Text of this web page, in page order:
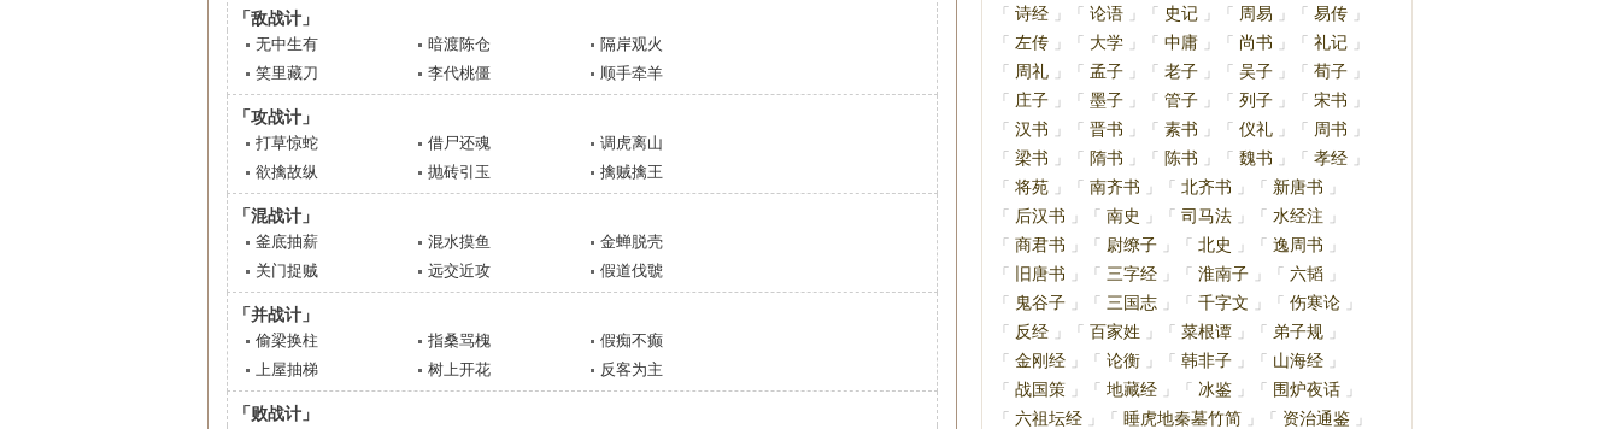
「敌战计」
无中生有 暗渡陈仓
隔岸观火
笑里藏刀
李代桃僵 顺手牵羊
「攻战计」
打草惊蛇 借尸还魂
调虎离山
欲擒故纵
抛砖引玉 擒贼擒王
「混战计」
釜底抽薪 混水摸鱼
金蝉脱壳
关门捉贼
远交近攻 假道伐虢
「并战计」
偷梁换柱 指桑骂槐
假痴不癫
上屋抽梯
树上开花 反客为主
「败战计」
「 诗经 」 「 论语 」 「 史记 」 「 周易 」 「 易传 」
「
左传 」 「 大学 」 「 中庸 」 「 尚书 」 「 礼记 」
「
周礼 」 「 孟子 」 「 老子 」 「 吴子 」 「 荀子 」
「
庄子 」 「 墨子 」 「 管子 」 「 列子 」 「 宋书
」
「 汉书 」 「 晋书 」 「 素书 」 「 仪礼 」 「 周书
」
「 梁书 」 「 隋书 」 「 陈书 」 「 魏书 」 「 孝经 」
「 将苑 」 「 南齐书 」 「 北齐书 」 「 新唐书
」
「
后汉书 」 「 南史 」 「 司马法 」 「 水经注
」
「 商君书 」 「 尉缭子 」 「 北史 」 「 逸周书
」
「
旧唐书 」 「 三字经 」 「 淮南子 」 「 六韬 」
「
鬼谷子 」 「 三国志 」 「 千字文 」 「 伤寒论 」
「
反经 」 「 百家姓 」 「 菜根谭 」 「 弟子规 」
「 金刚经 」 「 论衡 」 「 韩非子 」 「 山海经 」
「 战国策 」 「 地藏经 」 「 冰鉴 」 「 围炉夜话 」
「 六祖坛经 」 「 睡虎地秦墓竹简 」 「 资治通鉴 」